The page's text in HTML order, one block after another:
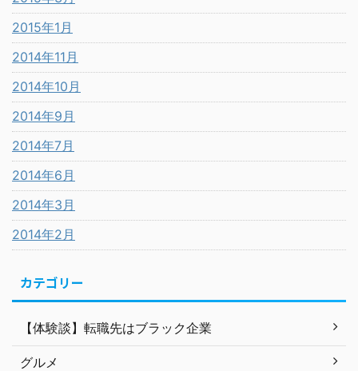
2015年1月
2014年11月
2014年10月
2014年9月
2014年7月
2014年6月
2014年3月
2014年2月
カテゴリー
【体験談】転職先はブラック企業
グルメ